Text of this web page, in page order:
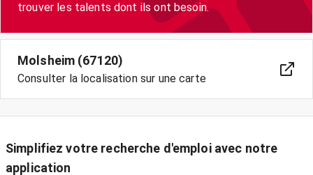
trouver les talents dont ils ont besoin.
Molsheim (67120)
Consulter la localisation sur une carte
Simplifiez votre recherche d'emploi avec notre
application